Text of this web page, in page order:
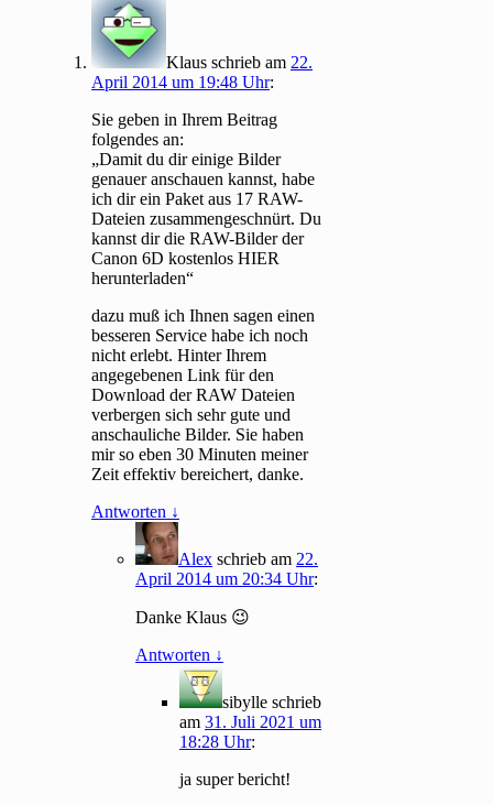
Klaus schrieb am 22.
April 2014 um 19:48 Uhr:
Sie geben in Ihrem Beitrag
folgendes an:
„Damit du dir einige Bilder
genauer anschauen kannst, habe
ich dir ein Paket aus 17 RAW-
Dateien zusammengeschnürt. Du
kannst dir die RAW-Bilder der
Canon 6D kostenlos HIER
herunterladen“
dazu muß ich Ihnen sagen einen
besseren Service habe ich noch
nicht erlebt. Hinter Ihrem
angegebenen Link für den
Download der RAW Dateien
verbergen sich sehr gute und
anschauliche Bilder. Sie haben
mir so eben 30 Minuten meiner
Zeit effektiv bereichert, danke.
Antworten ↓
Alex schrieb am 22.
April 2014 um 20:34 Uhr:
Danke Klaus 😉
Antworten ↓
sibylle schrieb
am31. Juli 2021 um
18:28 Uhr:
ja super bericht!